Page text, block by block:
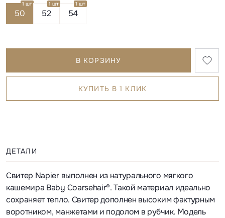
50
1 шт
52
1 шт
54
1 шт
В КОРЗИНУ
КУПИТЬ В 1 КЛИК
ДЕТАЛИ
Свитер Napier выполнен из натурального мягкого
кашемира Baby Coarsehair®. Такой материал идеально
сохраняет тепло. Свитер дополнен высоким фактурным
воротником, манжетами и подолом в рубчик. Модель